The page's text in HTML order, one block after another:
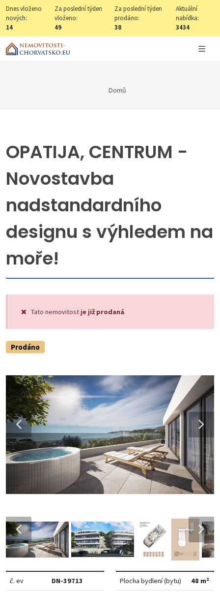
Dnes vloženo
nových:
14
Za poslední týden
vloženo:
49
Za poslední týden
prodáno:
38
Aktuální
nabídka:
3434
Domů
OPATIJA, CENTRUM -
Novostavba
nadstandardního
designu s výhledem na
moře!
Tato nemovitost je již prodaná.
Prodáno
č. ev DN-39713 Plocha bydlení (bytu) 48 m²